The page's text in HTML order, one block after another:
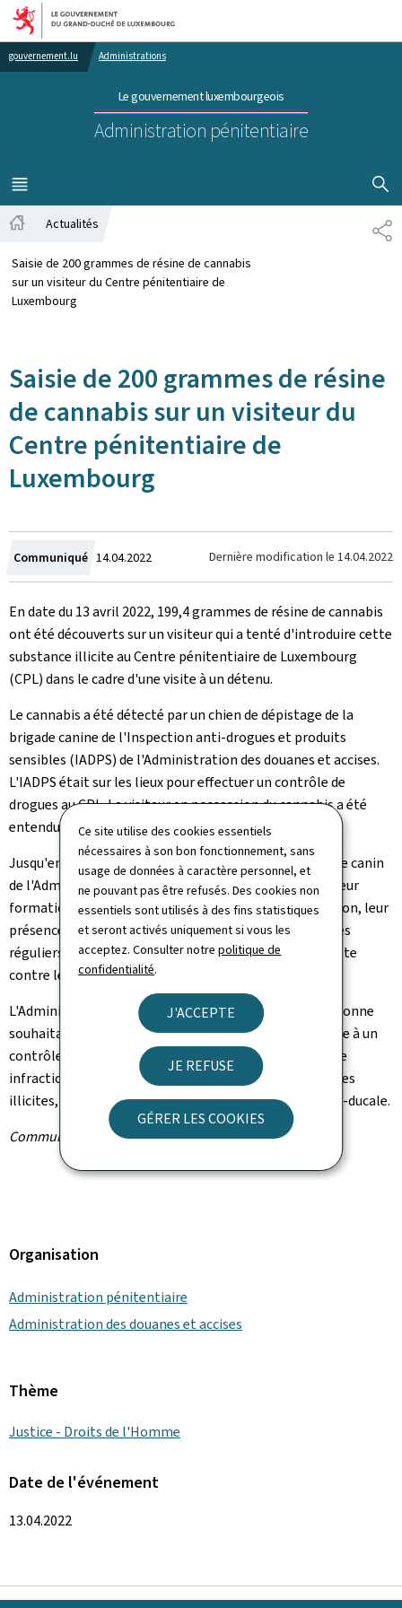
Ce site utilise des cookies essentiels
nécessaires à son bon fonctionnement, sans
usage de données à caractère personnel, et
ne pouvant pas être refusés. Des cookies non
essentiels sont utilisés à des fins statistiques
et seront activés uniquement si vous les
acceptez. Consulter notrepolitique de
confidentialité.
J'ACCEPTE
JE REFUSE
GÉRER LES COOKIES
Aller au menu principal
Aller au contenu
gouvernement.lu Administrations
Le gouvernement luxembourgeois
Administration pénitentiaire
MENU
PRINCIPAL
Actualités
Saisie de 200 grammes de résine de cannabis
sur un visiteur du Centre pénitentiaire de
Luxembourg
Saisie de 200 grammes de résine
de cannabis sur un visiteur du
Centre pénitentiaire de
Luxembourg
Communiqué Crée
le
14.04.2022 Dernière modification le 14.04.2022
En date du 13 avril 2022, 199,4 grammes de résine de cannabis
ont été découverts sur un visiteur qui a tenté d'introduire cette
substance illicite au Centre pénitentiaire de Luxembourg
(CPL) dans le cadre d'une visite à un détenu.
Le cannabis a été détecté par un chien de dépistage de la
brigade canine de l'Inspection anti-drogues et produits
sensibles (IADPS) de l'Administration des douanes et accises.
L'IADPS était sur les lieux pour effectuer un contrôle de
drogues au CPL. Le visiteur en possession du cannabis a été
entendu par la police grand-ducale.
Jusqu'en septembre 2022, les maîtres-chiens du Service canin
de l'Administration pénitentiaire continuent à suivre leur
formation auprès de l'IADPS. À l'issue de cette formation, leur
présence sur le terrain se manifestera par des contrôles
réguliers qui sont indispensables dans le cadre de la lutte
contre les stupéfiants en milieu carcéral.
L'Administration pénitentiaire précise que chaque personne
souhaitant rendre visite à un détenu au CPL est soumise à un
contrôle de sécurité lors de son entrée en prison. Toute
infraction à la loi, par exemple en matière de substances
illicites, est signalée immédiatement à la police grand-ducale.
Communiqué par l'Administration pénitentiaire
Organisation
Administration pénitentiaire
Administration des douanes et accises
Thème
Justice - Droits de l'Homme
Date de l'événement
13.04.2022